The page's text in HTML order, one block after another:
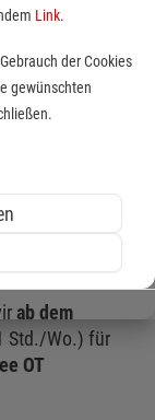
d) /
w/d)
einer
ab dem
Std./Wo.) für
OT
Link.
der Cookies
gewünschten